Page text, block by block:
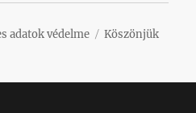
adatok védelme
Köszönjük